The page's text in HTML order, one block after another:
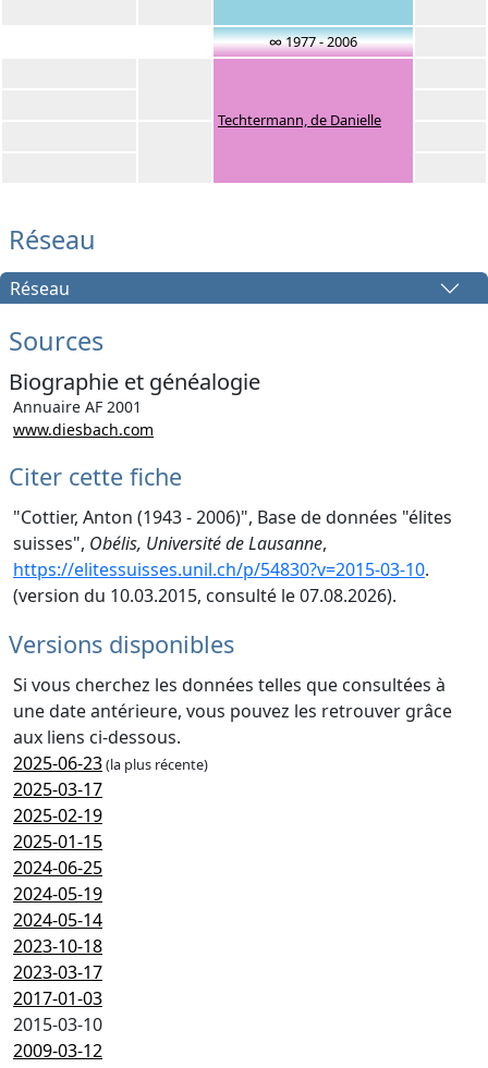
∞ 1977 - 2006
Techtermann, de Danielle
Réseau
Réseau
Sources
Biographie et généalogie
Annuaire AF 2001
www.diesbach.com
Citer cette fiche
"Cottier, Anton (1943 - 2006)", Base de données "élites
suisses", Obélis, Université de Lausanne,
https://elitessuisses.unil.ch/p/54830?v=2015-03-10.
(version du 10.03.2015, consulté le 07.08.2026).
Versions disponibles
Si vous cherchez les données telles que consultées à
une date antérieure, vous pouvez les retrouver grâce
aux liens ci-dessous.
2025-06-23(la plus récente)
2025-03-17
2025-02-19
2025-01-15
2024-06-25
2024-05-19
2024-05-14
2023-10-18
2023-03-17
2017-01-03
2015-03-10
2009-03-12